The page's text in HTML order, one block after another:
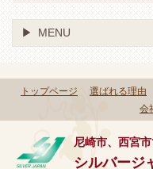
MENU
トップページ 選ばれる理由
会
尼崎市、西宮
シルバージ